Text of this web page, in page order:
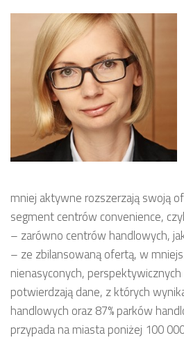
mniej aktywne rozszerzają swoją
segment centrów convenience,
– zarówno centrów handlowych,
– ze zbilansowaną ofertą, w
nienasyconych,
potwierdzają dane, z których
handlowych oraz 87% parków
przypada na miasta poniżej 100